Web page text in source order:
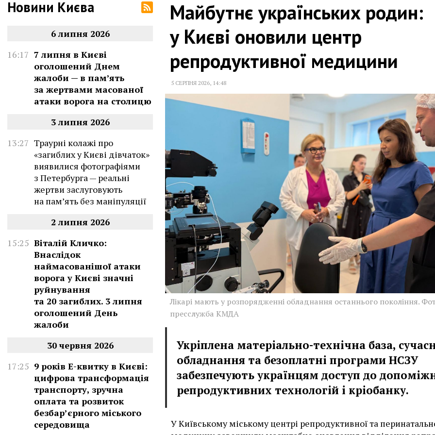
Новини Києва
6 липня 2026
16:17 7 липня в Києві
оголошений Днем
жалоби — в памʼять
за жертвами масованої
атаки ворога на столицю
3 липня 2026
13:27 Траурні колажі про
«загиблих у Києві дівчаток»
виявилися фотографіями
з Петербурга — реальні
жертви заслуговують
на пам’ять без маніпуляції
2 липня 2026
15:25 Віталій Кличко:
Внаслідок
наймасованішої атаки
ворога у Києві значні
руйнування
та 20 загиблих. 3 липня
оголошений День
жалоби
30 червня 2026
17:25 9 років Е-квитку в Києві:
цифрова трансформація
транспорту, зручна
оплата та розвиток
безбар’єрного міського
середовища
Майбутнє українських родин:
у Києві оновили центр
репродуктивної медицини
5 СЕРПНЯ 2026, 14:48
Лікарі мають у розпорядженні обладнання останнього покоління.
пресслужба КМДА
Укріплена матеріально-технічна база,
обладнання та безоплатні програми НСЗУ
забезпечують українцям доступ до
репродуктивних технологій і кріобанку.
У Київському міському центрі репродуктивної та